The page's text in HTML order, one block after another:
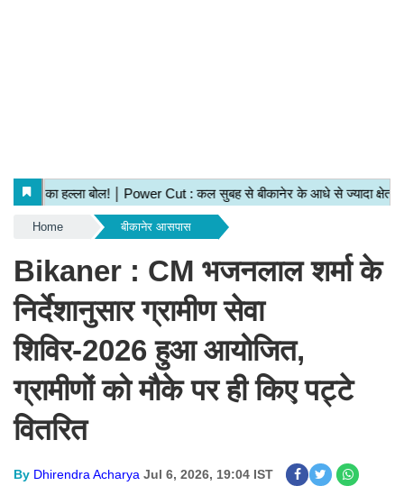
Home बीकानेर आसपास
Bikaner : CM भजनलाल शर्मा के
निर्देशानुसार ग्रामीण सेवा
शिविर-2026 हुआ आयोजित,
ग्रामीणों को मौके पर ही किए पट्टे
वितरित
By Dhirendra Acharya Jul 6, 2026, 19:04 IST